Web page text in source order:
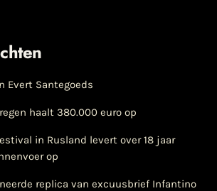
Evert Santegoeds
haalt 380.000 euro op
in Rusland levert over 18 jaar
op
replica van excuusbrief Infantino